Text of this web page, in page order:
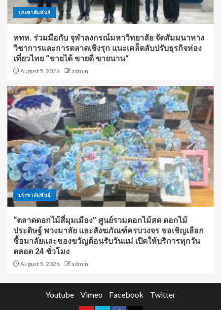
ประชาสัมพันธ์
ททท. ร่วมมือกับ จุฬาลงกรณ์มหาวิทยาลัย จัดสัมมนาทาง
วิชาการและการตลาดเชิงรุก แนะเคล็ดลับปรับธุรกิจท่อง
เที่ยวไทย “ขายได้ ขายดี ขายนาน”
August 5, 2026 admin
ประชาสัมพันธ์
“ตลาดดอกไม้สี่มุมเมือง” ศูนย์รวมดอกไม้สด ดอกไม้
ประดิษฐ์ พวงมาลัย และสังฆภัณฑ์ครบวงจร ขอเชิญเลือก
ซื้อมาลัยและของขวัญต้อนรับวันแม่ เปิดให้บริการทุกวัน
ตลอด 24 ชั่วโมง
August 5, 2026 admin
Youtube Vimeo Facebook Twitter